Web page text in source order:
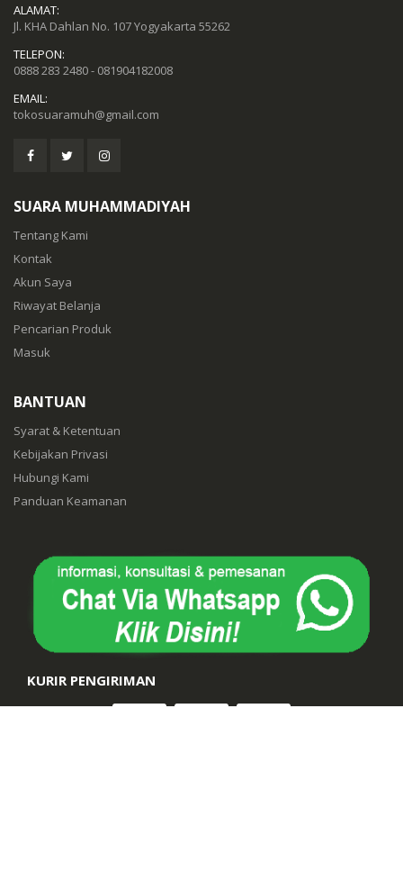
ALAMAT:
Jl. KHA Dahlan No. 107 Yogyakarta 55262
TELEPON:
0888 283 2480 - 081904182008
EMAIL:
tokosuaramuh@gmail.com
SUARA MUHAMMADIYAH
Tentang Kami
Kontak
Akun Saya
Riwayat Belanja
Pencarian Produk
Masuk
BANTUAN
Syarat & Ketentuan
Kebijakan Privasi
Hubungi Kami
Panduan Keamanan
KURIR PENGIRIMAN